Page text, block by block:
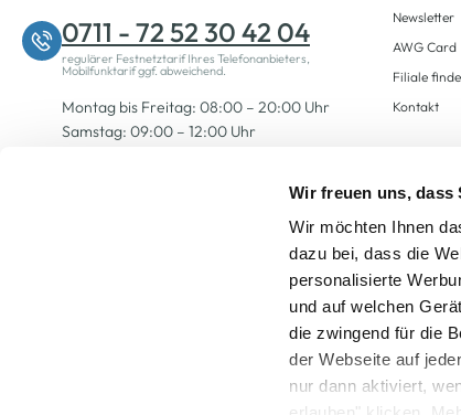
Wir freuen uns, dass
Wir möchten Ihnen
dazu bei, dass die
personalisierte
und auf welchen
die zwingend für die
der Webseite auf
nur dann aktiviert,
0711 - 72 52 30 42 04
regulärer Festnetztarif Ihres Telefonanbieters,
Mobilfunktarif ggf. abweichend.
Montag bis Freitag: 08:00 – 20:00 Uhr
Samstag: 09:00 – 12:00 Uhr
Newsletter
AWG Card
Filiale
Kontakt
Alle Preise